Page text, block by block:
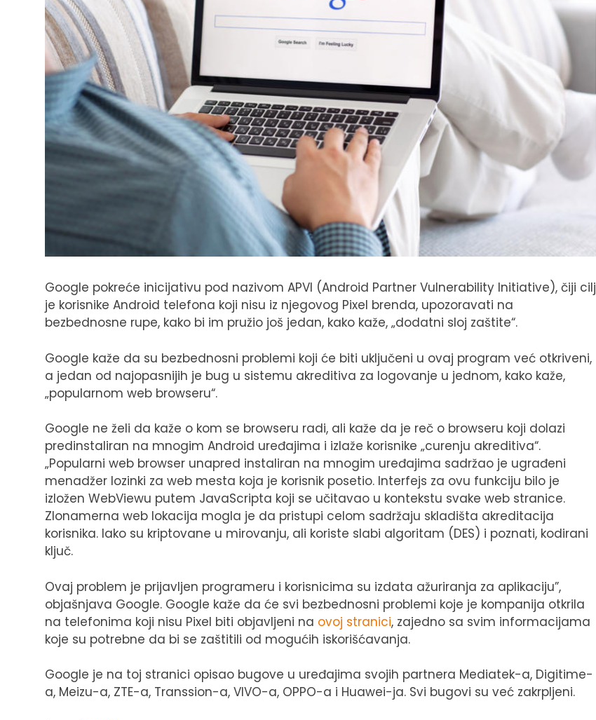
Google pokreće inicijativu pod nazivom APVI (Android Partner Vulnerability Initiative), čiji cilj
je korisnike Android telefona koji nisu iz njegovog Pixel brenda, upozoravati na
bezbednosne rupe, kako bi im pružio još jedan, kako kaže, „dodatni sloj zaštite“.
Google kaže da su bezbednosni problemi koji će biti uključeni u ovaj program već otkriveni,
a jedan od najopasnijih je bug u sistemu akreditiva za logovanje u jednom, kako kaže,
„popularnom web browseru“.
Google ne želi da kaže o kom se browseru radi, ali kaže da je reč o browseru koji dolazi
predinstaliran na mnogim Android uređajima i izlaže korisnike „curenju akreditiva“.
„Popularni web browser unapred instaliran na mnogim uređajima sadržao je ugrađeni
menadžer lozinki za web mesta koja je korisnik posetio. Interfejs za ovu funkciju bilo je
izložen WebViewu putem JavaScripta koji se učitavao u kontekstu svake web stranice.
Zlonamerna web lokacija mogla je da pristupi celom sadržaju skladišta akreditacija
korisnika. Iako su kriptovane u mirovanju, ali koriste slabi algoritam (DES) i poznati, kodirani
ključ.
Ovaj problem je prijavljen programeru i korisnicima su izdata ažuriranja za aplikaciju”,
objašnjava Google. Google kaže da će svi bezbednosni problemi koje je kompanija otkrila
na telefonima koji nisu Pixel biti objavljeni na ovoj stranici, zajedno sa svim informacijama
koje su potrebne da bi se zaštitili od mogućih iskorišćavanja.
Google je na toj stranici opisao bugove u uređajima svojih partnera Mediatek-a, Digitime-
a, Meizu-a, ZTE-a, Transsion-a, VIVO-a, OPPO-a i Huawei-ja. Svi bugovi su već zakrpljeni.